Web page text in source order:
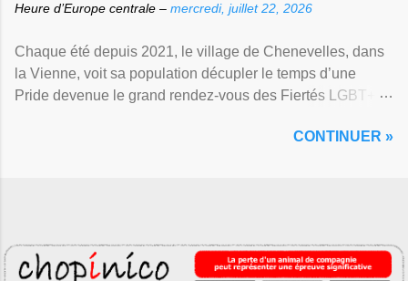
Heure d’Europe centrale – mercredi, juillet 22, 2026
Chaque été depuis 2021, le village de Chenevelles, dans
la Vienne, voit sa population décupler le temps d’une
Pride devenue le grand rendez-vous des Fiertés LGBT+
CONTINUER »